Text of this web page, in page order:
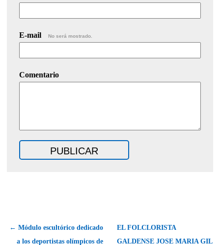
E-mail No será mostrado.
Comentario
← Módulo escultórico dedicado
a los deportistas olímpicos de
EL FOLCLORISTA
GALDENSE JOSE MARIA GIL